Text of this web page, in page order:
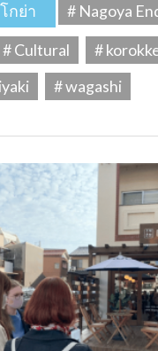
กย่า
# Nagoya
# Cultural
#
# wagashi